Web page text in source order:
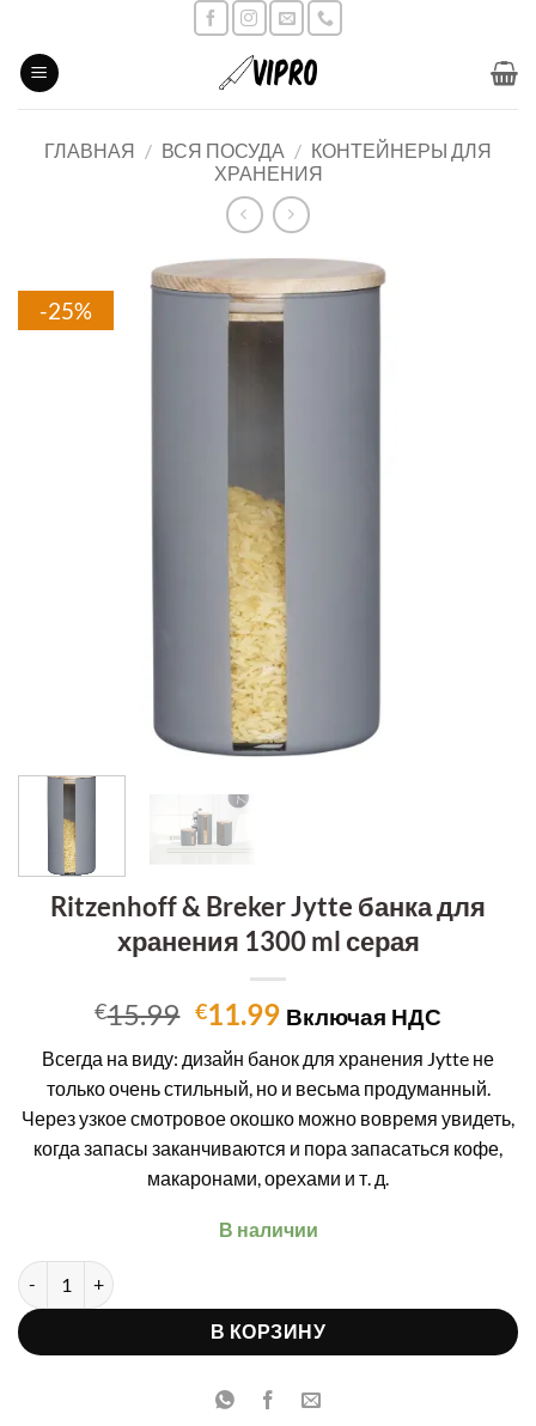
content
ГЛАВНАЯ / ВСЯ ПОСУДА / КОНТЕЙНЕРЫ ДЛЯ
ХРАНЕНИЯ
-25%
Ritzenhoff & Breker Jytte банка для
хранения 1300 ml серая
€15.99 Первоначальная
цена
составляла
€15.99.
€11.99Текущая
€11.99.
Включая НДС
Всегда на виду: дизайн банок для хранения Jytte не
только очень стильный, но и весьма продуманный.
Через узкое смотровое окошко можно вовремя увидеть,
когда запасы заканчиваются и пора запасаться кофе,
макаронами, орехами и т. д.
В наличии
Количество товара Ritzenhoff & Breker Jytte банка для
В КОРЗИНУ